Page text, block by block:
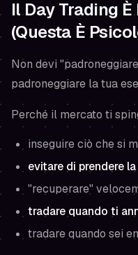
Il Day Trading
(Questa È
Non devi
padroneggiare la tua
Perché il mercato ti
inseguire ciò che si
evitare di prendere
"recuperare"
tradare quando ti
tradare quando sei